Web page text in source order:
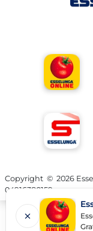
Copyright © 2026
04916380159